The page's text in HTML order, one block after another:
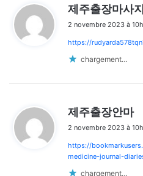
제주출장마사지
2 novembre 2023 à
https://
chargement…
제주출장안마
t
:
2 novembre 2023 à
https://
medicine-journal-
chargement…